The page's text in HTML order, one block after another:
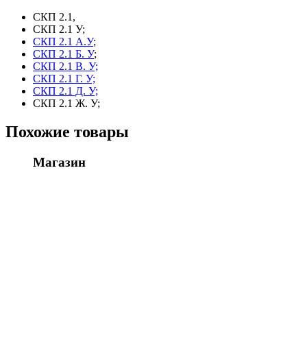
передняя,задняя
СКП 2.1,
СКП 2.1 У;
СКП 2.1 А.У;
СКП 2.1 Б. У;
СКП 2.1 В. У;
СКП 2.1 Г. У;
СКП 2.1 Д. У;
СКП 2.1 Ж. У;
Похожие товары
Магазин